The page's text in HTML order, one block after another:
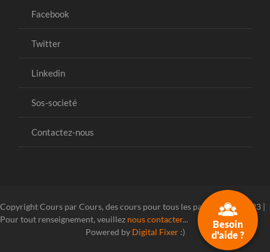
Facebook
Twitter
Linkedin
Sos-societé
Contactez-nous
Besoin
d'aide ?
Copyright Cours par Cours, des cours pour tous les parcours ! © 2023 |
Pour tout renseignement, veuillez nous contacter...
Powered by Digital Fixer:)